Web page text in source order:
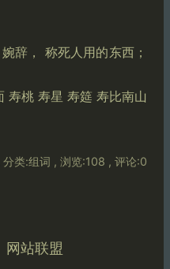
辞， 称死人用的东西；
寿桃 寿星 寿筵 寿比南山
分类:组词 , 浏览:108 , 评论:0
网站联盟